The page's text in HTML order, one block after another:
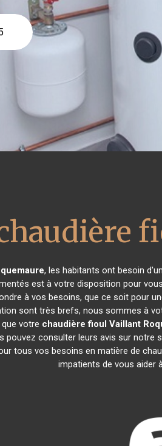
, les habitants ont besoin
est à votre disposition pour
à vos besoins, que ce soit pour
sont très brefs, nous sommes à
votre chaudière fioul Vaillant
pouvez consulter leurs avis sur notre
tous vos besoins en matière de
impatients de vous aider